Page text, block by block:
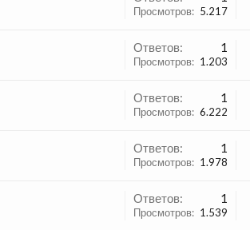
Просмотров: 5.217
Ответов: 1
Просмотров: 1.203
Ответов: 1
Просмотров: 6.222
Ответов: 1
Просмотров: 1.978
Ответов: 1
Просмотров: 1.539